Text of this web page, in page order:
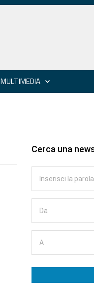
MULTIMEDIA
Cerca una